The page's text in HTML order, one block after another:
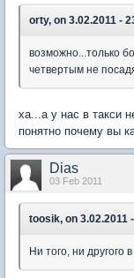
orty, on 3.02.2011 -
возможно...только
четвертым не
ха...а у нас в такси
понятно почему вы
Dias
03 Feb 2011
toosik, on 3.02.2011
Ни того, ни другого